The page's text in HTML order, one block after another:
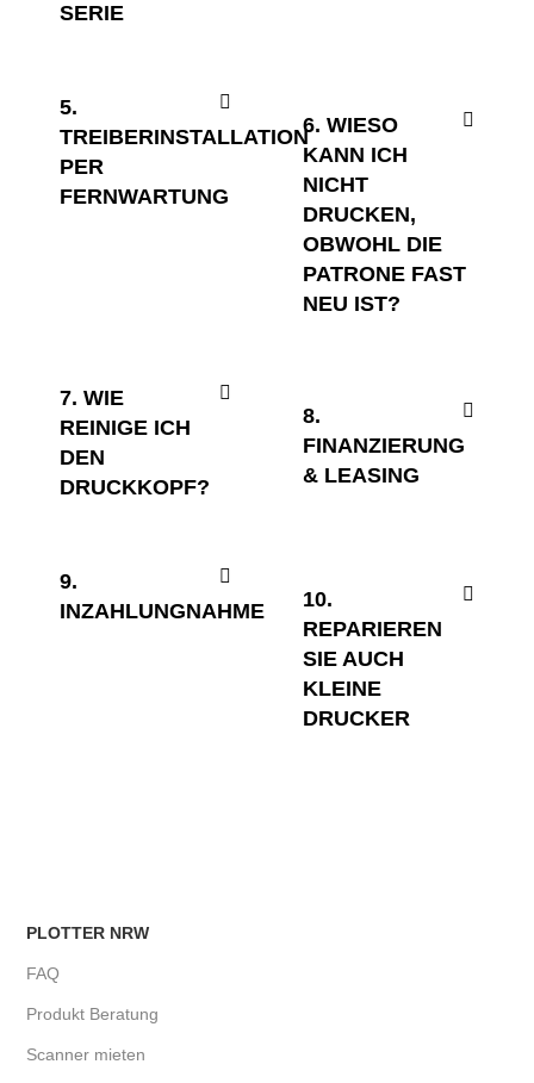
SERIE
5.
TREIBERINSTALLATION
PER
FERNWARTUNG
6. WIESO
KANN ICH
NICHT
DRUCKEN,
OBWOHL DIE
PATRONE FAST
NEU IST?
7. WIE
REINIGE ICH
DEN
DRUCKKOPF?
8.
FINANZIERUNG
& LEASING
9.
INZAHLUNGNAHME
10.
REPARIEREN
SIE AUCH
KLEINE
DRUCKER
PLOTTER NRW
FAQ
Produkt Beratung
Scanner mieten